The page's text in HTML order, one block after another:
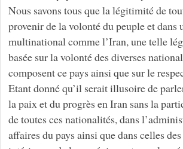
Nous savons tous que la légitimité de
provenir de la volonté du peuple et dans
multinational comme l’Iran, une telle
basée sur la volonté des diverses
composent ce pays ainsi que sur le
Etant donné qu’il serait illusoire de
la paix et du progrès en Iran sans la
de toutes ces nationalités, dans
affaires du pays ainsi que dans celles